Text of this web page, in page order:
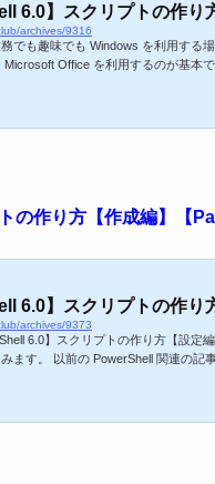
6.0】スクリプトの作り
archives/9316
でも趣味でも Windows を利用する
Office を利用するのが基本
の作り方【作成編】【
6.0】スクリプトの作り
archives/9373
6.0】スクリプトの作り方【設定
ます。 以前の PowerShell 関連の記